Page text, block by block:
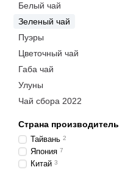
Белый чай
Зеленый чай
Пуэры
Цветочный чай
Габа чай
Улуны
Чай сбора 2022
Страна производитель
Тайвань 2
Япония 7
Китай 3